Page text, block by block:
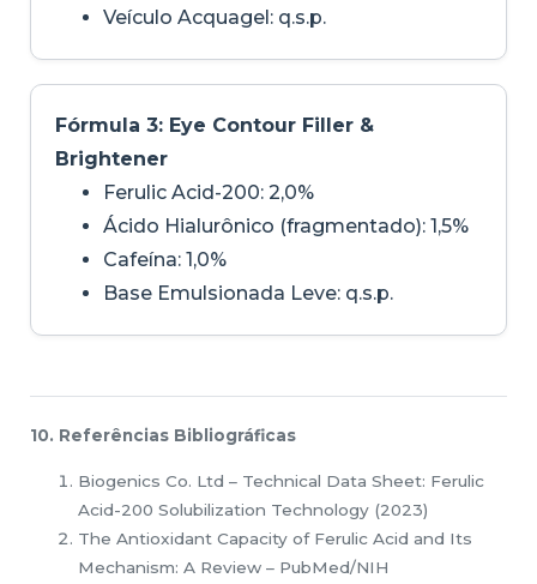
Veículo Acquagel: q.s.p.
Fórmula 3: Eye Contour Filler &
Brightener
Ferulic Acid-200: 2,0%
Ácido Hialurônico (fragmentado): 1,5%
Cafeína: 1,0%
Base Emulsionada Leve: q.s.p.
10. Referências Bibliográficas
Biogenics Co. Ltd – Technical Data Sheet: Ferulic
Acid-200 Solubilization Technology (2023)
The Antioxidant Capacity of Ferulic Acid and Its
Mechanism: A Review – PubMed/NIH